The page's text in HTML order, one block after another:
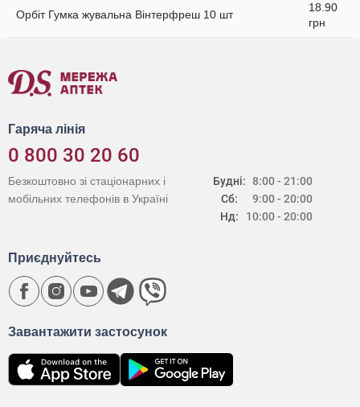
Орбіт Гумка жувальна Вінтерфреш 10 шт
18.90
грн
Гаряча лінія
0 800 30 20 60
Будні:
Сб:
Нд:
8:00 - 21:00
9:00 - 20:00
10:00 - 20:00
Безкоштовно зі стаціонарних і
мобільних телефонів в Україні
Завантажити застосунок
Приєднуйтесь